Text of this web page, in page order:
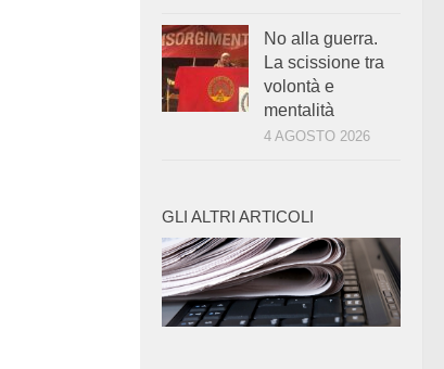
No alla guerra.
La scissione tra
volontà e
mentalità
4 AGOSTO 2026
GLI ALTRI ARTICOLI